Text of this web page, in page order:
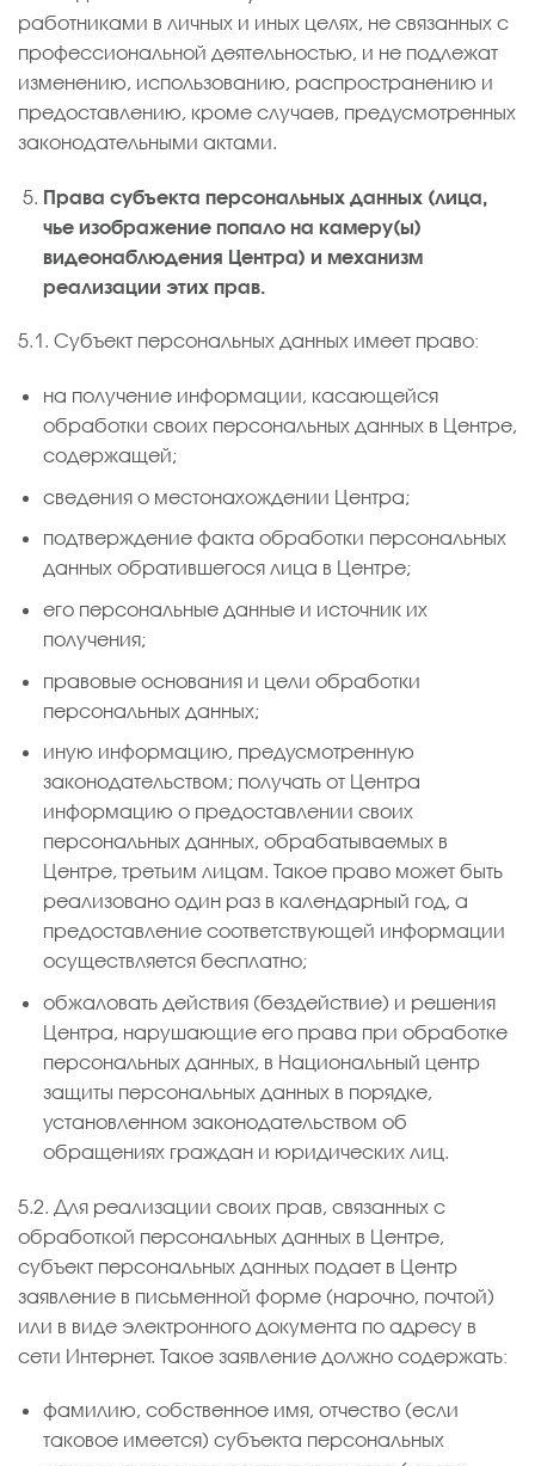
работниками в личных и иных целях, не связанных с
профессиональной деятельностью, и не подлежат
изменению, использованию, распространению и
предоставлению, кроме случаев, предусмотренных
законодательными актами.
Права субъекта персональных данных (лица,
чье изображение попало на камеру(ы)
видеонаблюдения Центра) и механизм
реализации этих прав.
5.1. Субъект персональных данных имеет право:
на получение информации, касающейся
обработки своих персональных данных в Центре,
содержащей;
сведения о местонахождении Центра;
подтверждение факта обработки персональных
данных обратившегося лица в Центре;
его персональные данные и источник их
получения;
правовые основания и цели обработки
персональных данных;
иную информацию, предусмотренную
законодательством; получать от Центра
информацию о предоставлении своих
персональных данных, обрабатываемых в
Центре, третьим лицам. Такое право может быть
реализовано один раз в календарный год, а
предоставление соответствующей информации
осуществляется бесплатно;
обжаловать действия (бездействие) и решения
Центра, нарушающие его права при обработке
персональных данных, в Национальный центр
защиты персональных данных в порядке,
установленном законодательством об
обращениях граждан и юридических лиц.
5.2. Для реализации своих прав, связанных с
обработкой персональных данных в Центре,
субъект персональных данных подает в Центр
заявление в письменной форме (нарочно, почтой)
или в виде электронного документа по адресу в
сети Интернет. Такое заявление должно содержать:
фамилию, собственное имя, отчество (если
таковое имеется) субъекта персональных